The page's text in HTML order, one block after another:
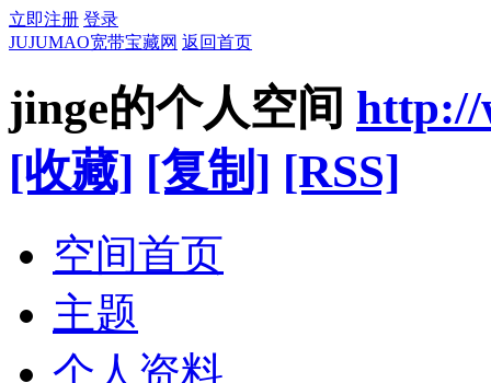
立即注册 登录
JUJUMAO宽带宝藏网 返回首页
jinge的个人空间 http://
[收藏] [复制] [RSS]
空间首页
主题
个人资料